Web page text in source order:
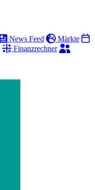
News Feed
Märkte
Finanzrechner